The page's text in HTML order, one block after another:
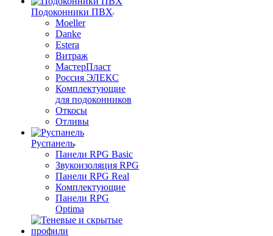
Подоконники ПВХ
Moeller
Danke
Estera
Витраж
МастерПласт
Россия ЭЛЕКС
Комплектующие
для подоконников
Откосы
Отливы
Руспанель
Панели RPG Basic
Звукоизоляция RPG
Панели RPG Real
Комплектующие
Панели RPG
Optima